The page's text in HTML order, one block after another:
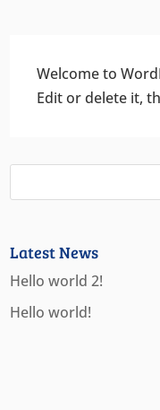
Welcome to
Edit or delete it,
Latest News
Hello world 2!
Hello world!